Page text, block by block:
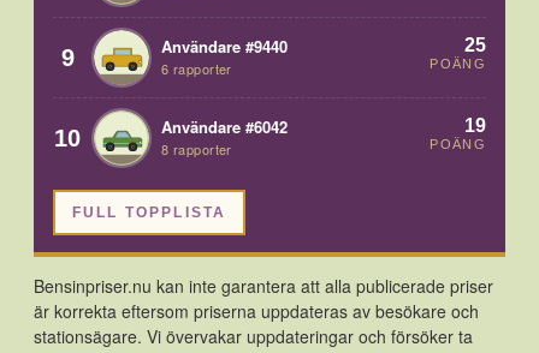
9 Användare #9440
6 rapporter
25
POÄNG
10 Användare #6042
8 rapporter
19
POÄNG
FULL TOPPLISTA
Bensinpriser.nu kan inte garantera att alla publicerade priser
är korrekta eftersom priserna uppdateras av besökare och
stationsägare. Vi övervakar uppdateringar och försöker ta